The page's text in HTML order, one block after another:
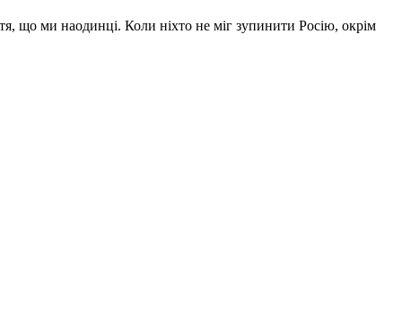
що ми наодинці. Коли ніхто не міг зупинити Росію, окрім